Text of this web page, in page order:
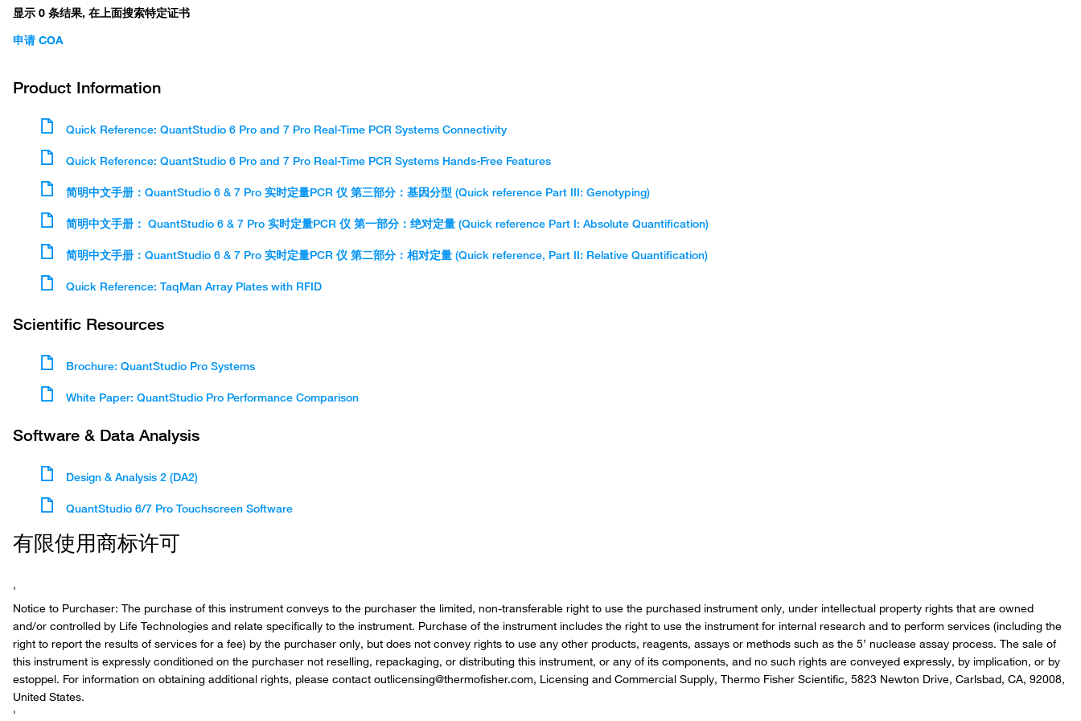
1. Open the data file in the Design & Analysis Software (v2.x).
4. Select "External Standard Curves" and click on "Import".
6. Click "Apply".
显示 0 条结果, 在上面搜索特定证书
申请 COA
Product Information
Quick Reference: QuantStudio 6 Pro and 7 Pro Real-Time PCR Systems Connectivity
Quick Reference: QuantStudio 6 Pro and 7 Pro Real-Time PCR Systems Hands-Free Features
简明中文手册：QuantStudio 6 & 7 Pro 实时定量PCR 仪 第三部分：基因分型 (Quick reference Part III: Genotyping)
简明中文手册： QuantStudio 6 & 7 Pro 实时定量PCR 仪 第一部分：绝对定量 (Quick reference Part I: Absolute Quantification)
简明中文手册：QuantStudio 6 & 7 Pro 实时定量PCR 仪 第二部分：相对定量 (Quick reference, Part II: Relative Quantification)
Quick Reference: TaqMan Array Plates with RFID
Scientific Resources
Brochure: QuantStudio Pro Systems
White Paper: QuantStudio Pro Performance Comparison
Software & Data Analysis
Design & Analysis 2 (DA2)
QuantStudio 6/7 Pro Touchscreen Software
有限使用商标许可